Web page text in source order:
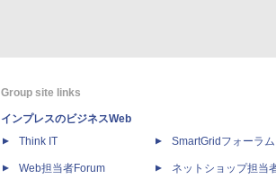
Group site links
インプレスのビジネスWeb
Think IT
Web担当者Forum
SmartGridフォーラム
ネットショップ担当